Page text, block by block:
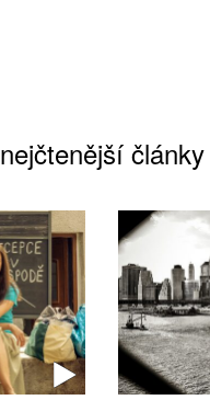
nejčtenější články